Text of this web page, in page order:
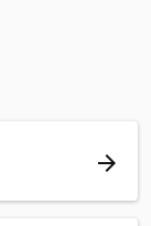
arrow_forward